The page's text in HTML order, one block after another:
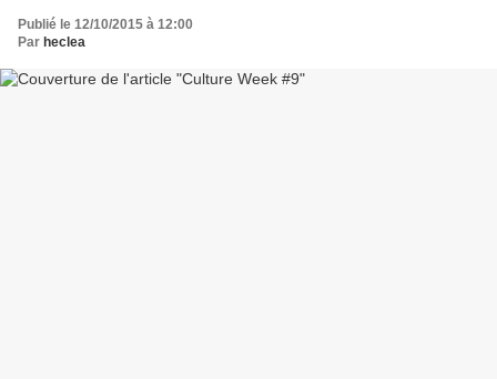
Publié le 12/10/2015 à 12:00
Par heclea